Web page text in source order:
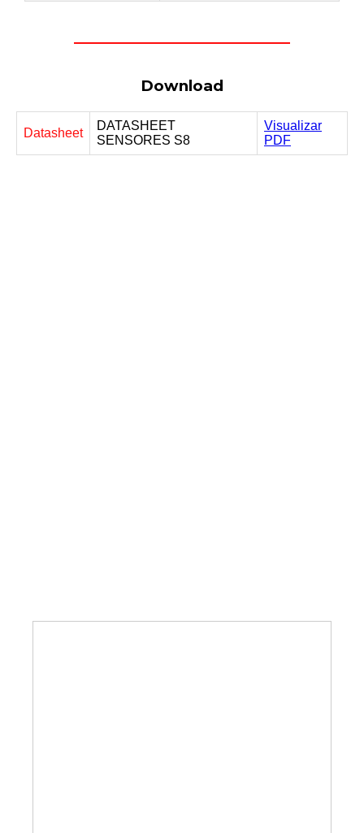
Download
Datasheet
DATASHEET
SENSORES S8
Visualizar
PDF